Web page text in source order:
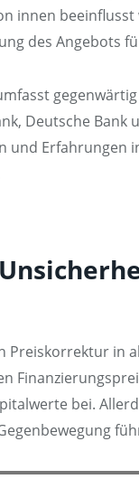
innen
des Angebots
Deutsche
in
bei.